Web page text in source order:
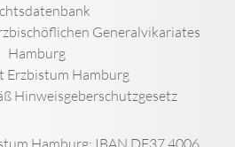
Generalvikariates
Hamburg
Erzbistum Hamburg
Hinweisgeberschutzgesetz